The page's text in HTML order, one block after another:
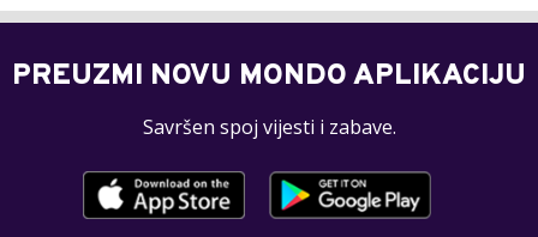
PREUZMI NOVU MONDO APLIKACIJU
Savršen spoj vijesti i zabave.